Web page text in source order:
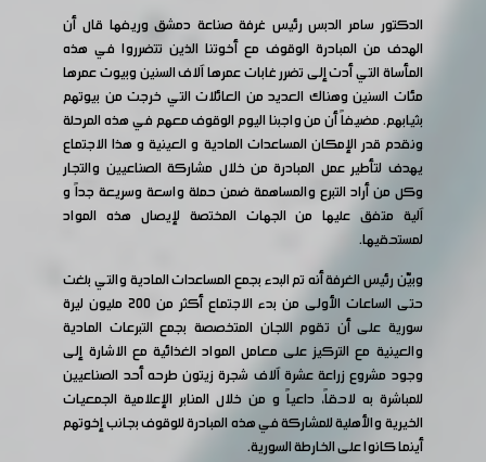
الدكتور سامر الدبس رئيس غرفة صناعة دمشق وريفها قال أن
الهدف من المبادرة الوقوف مع أخوتنا الذين تتضرروا في هذه
المأساة التي أدت إلى تضرر غابات عمرها آلاف السنين وبيوت عمرها
مئات السنين وهناك العديد من العائلات التي خرجت من بيوتهم
بثيابهم. مضيفاً أن من واجبنا اليوم الوقوف معهم في هذه المرحلة
ونقدم قدر الإمكان المساعدات المادية و العينية و هذا الاجتماع
يهدف لتأطير عمل المبادرة من خلال مشاركة الصناعيين والتجار
وكل من أراد التبرع والمساهمة ضمن حملة واسعة وسريعة جداً و
آلية متفق عليها من الجهات المختصة لإيصال هذه المواد
لمستحقيها.
وبيّن رئيس الغرفة أنه تم البدء بجمع المساعدات المادية والتي بلغت
حتى الساعات الأولى من بدء الاجتماع أكثر من 200 مليون ليرة
سورية على أن تقوم اللجان المتخصصة بجمع التبرعات المادية
والعينية مع التركيز على معامل المواد الغذائية مع الاشارة إلى
وجود مشروع زراعة عشرة آلاف شجرة زيتون طرحه أحد الصناعيين
للمباشرة به لاحقاً، داعياً و من خلال المنابر الإعلامية الجمعيات
الخيرية والأهلية للمشاركة في هذه المبادرة للوقوف بجانب إخوتهم
أينما كانوا على الخارطة السورية.